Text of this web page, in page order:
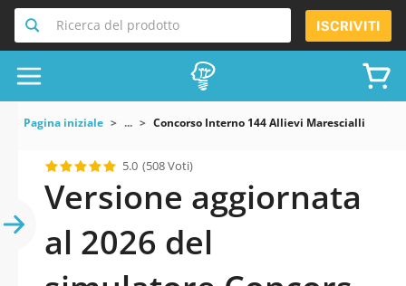
Ricerca del prodotto ISCRIVITI
Pagina iniziale ... Concorso Interno 144 Allievi Marescialli
5.0 (508 Voti)
Versione aggiornata
al 2026 del